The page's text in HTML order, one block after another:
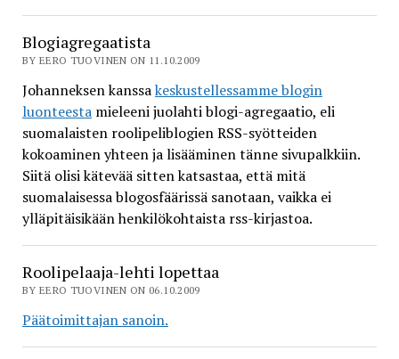
Blogiagregaatista
BY EERO TUOVINEN ON 11.10.2009
Johanneksen kanssakeskustellessamme blogin
luonteestamieleeni juolahti blogi-agregaatio, eli
suomalaisten roolipeliblogien RSS-syötteiden
kokoaminen yhteen ja lisääminen tänne sivupalkkiin.
Siitä olisi kätevää sitten katsastaa, että mitä
suomalaisessa blogosfäärissä sanotaan, vaikka ei
ylläpitäisikään henkilökohtaista rss-kirjastoa.
Roolipelaaja-lehti lopettaa
BY EERO TUOVINEN ON 06.10.2009
Päätoimittajan sanoin.